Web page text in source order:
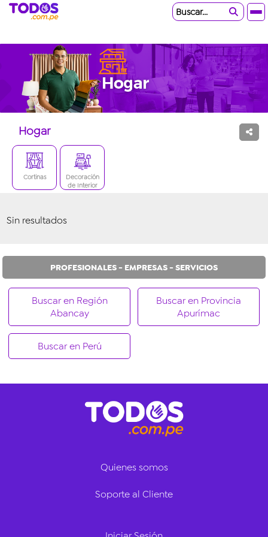
Buscar...
Hogar
Cortinas
Decoración
de Interior
Sin resultados
PROFESIONALES - EMPRESAS - SERVICIOS
Buscar en Región
Abancay
Buscar en Provincia
Apurímac
Buscar en Perú
Quienes somos
Soporte al Cliente